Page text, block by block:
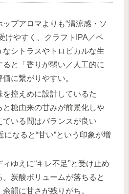
プアロマよりも“清涼感・ソ
けやすく、クラフトIPA／ペ
なシトラスやトロピカルな生
ると「香りが弱い／人工的に
に繋がりやすい。
控えめに設計しているた
と糖由来の甘みが前景化しや
ている間はバランスが良い
になると“甘い”という印象が増
ゆえに“キレ不足”と受け止め
。炭酸ボリュームが落ちると
韻に甘さが残りがち。